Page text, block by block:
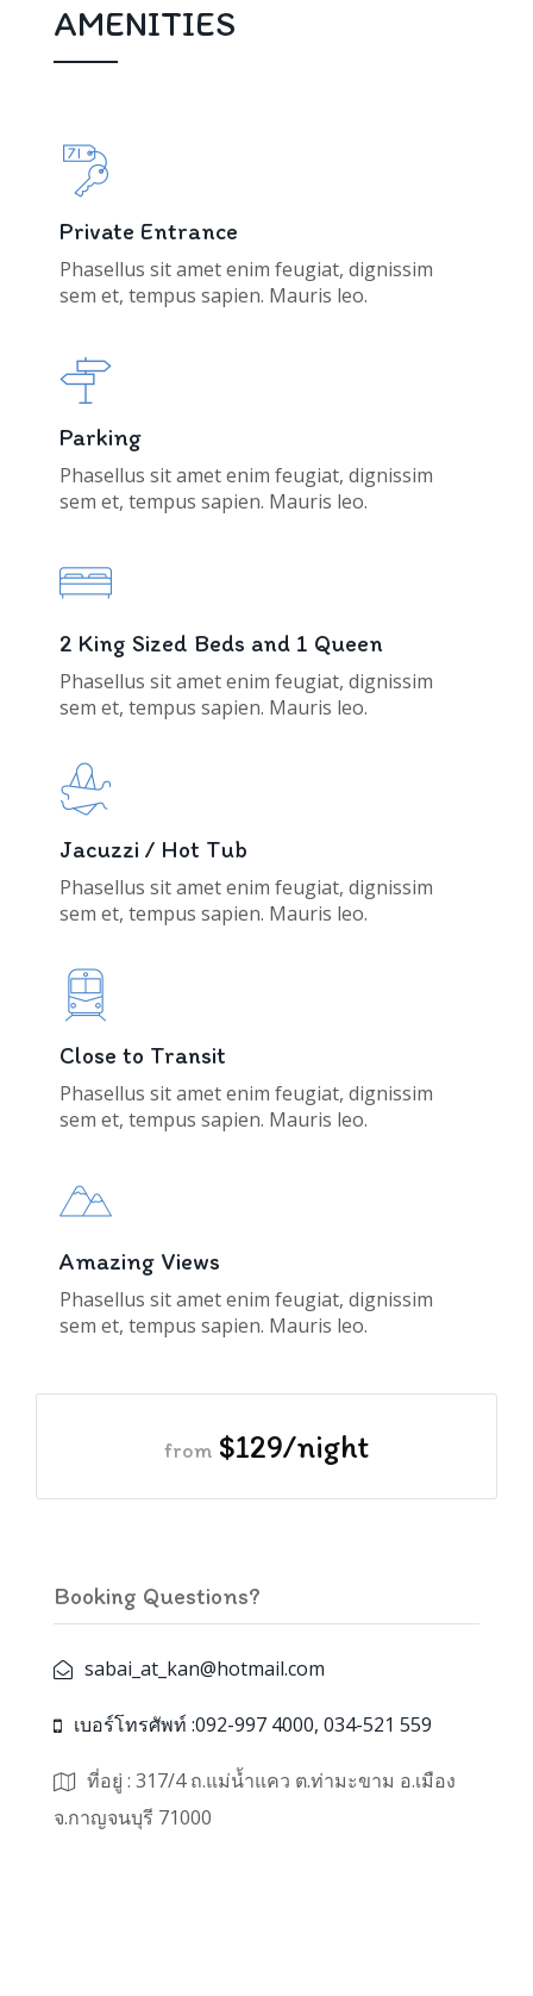
AMENITIES
Private Entrance
Phasellus sit amet enim feugiat, dignissim
sem et, tempus sapien. Mauris leo.
Parking
Phasellus sit amet enim feugiat, dignissim
sem et, tempus sapien. Mauris leo.
2 King Sized Beds and 1 Queen
Phasellus sit amet enim feugiat, dignissim
sem et, tempus sapien. Mauris leo.
Jacuzzi / Hot Tub
Phasellus sit amet enim feugiat, dignissim
sem et, tempus sapien. Mauris leo.
Close to Transit
Phasellus sit amet enim feugiat, dignissim
sem et, tempus sapien. Mauris leo.
Amazing Views
Phasellus sit amet enim feugiat, dignissim
sem et, tempus sapien. Mauris leo.
from $129/night
Booking Questions?
sabai_at_kan@hotmail.com
เบอร์โทรศัพท์ :092-997 4000, 034-521 559
ที่อยู่ : 317/4 ถ.แม่น้ำแคว ต.ท่ามะขาม อ.เมือง
จ.กาญจนบุรี 71000